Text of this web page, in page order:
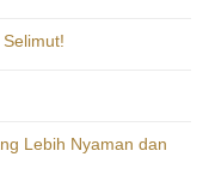
Lebih Nyaman dan